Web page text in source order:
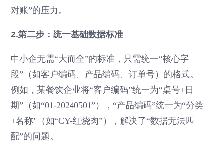
对账”的压力。
2.第二步：统一基础数据标准
中小企无需“大而全”的标准，只需统一“核心字
段”（如客户编码、产品编码、订单号）的格式。
例如，某餐饮企业将“客户编码”统一为“桌号+日
期”（如“01-20240501”），“产品编码”统一为“分类
+名称”（如“CY-红烧肉”），解决了“数据无法匹
配”的问题。